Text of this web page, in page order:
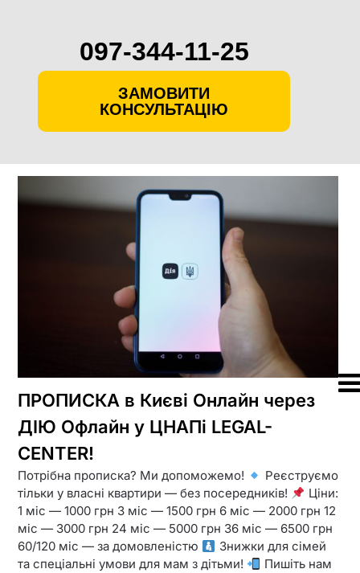
Skip
ПРОПИСКА в Києві Онлайн через
ДІЮ Офлайн у ЦНАПі LEGAL-
CENTER!
Потрібна прописка? Ми допоможемо!
Реєструємо
тільки у власні квартири — без посередників!
Ціни:
1 міс — 1000 грн 3 міс — 1500 грн 6 міс — 2000 грн 12
міс — 3000 грн 24 міс — 5000 грн 36 міс — 6500 грн
60/120 міс — за домовленістю
Знижки для сімей
та спеціальні умови для мам з дітьми!
Пишіть нам
097-344-11-25
ЗАМОВИТИ
КОНСУЛЬТАЦІЮ